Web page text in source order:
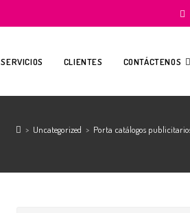
SERVICIOS CLIENTES CONTÁCTENOS
> Uncategorized > Porta catálogos